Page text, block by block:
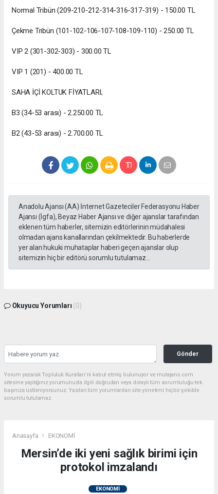
Normal Tribün (209-210-212-314-316-317-319) - 150.00 TL
Çekme Tribün (101-102-106-107-108-109-110) - 250.00 TL
VIP 2 (301-302-303) - 300.00 TL
VIP 1 (201) - 400.00 TL
SAHA İÇİ KOLTUK FİYATLARI;
B3 (34-53 arası) - 2.250.00 TL
B2 (43-53 arası) - 2.700.00 TL
Anadolu Ajansı (AA) İnternet Gazeteciler Federasyonu Haber
Ajansı (İgfa), Beyaz Haber Ajansı ve diğer ajanslar tarafından
eklenen tüm haberler, sitemizin editörlerinin müdahalesi
olmadan ajans kanallarından çekilmektedir. Bu haberlerde
yer alan hukuki muhataplar haberi geçen ajanslar olup
sitemizin hiç bir editörü sorumlu tutulamaz...
Okuyucu Yorumları (0)
Gönder
Yorum yazarak Topluluk Kuralları’nı kabul etmiş bulunuyor ve mutajans.com
sitesine yaptığınız yorumunuzla ilgili doğrudan veya dolaylı tüm sorumluluğu tek
başınıza üstleniyorsunuz. Yazılan tüm yorumlardan site yönetimi hiçbir şekilde
sorumlu tutulamaz.
Anasayfa EKONOMİ
Mersin’de iki yeni sağlık birimi için
protokol imzalandı
EKONOMİ